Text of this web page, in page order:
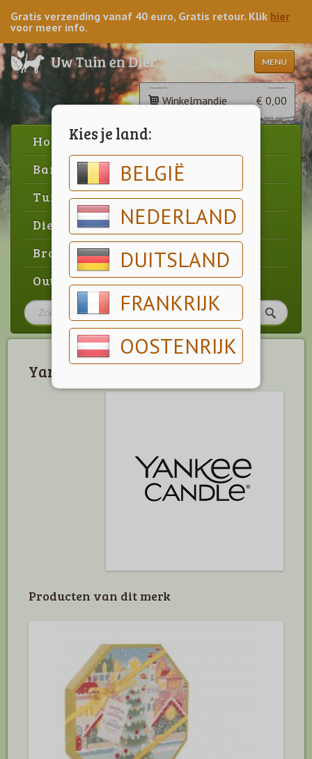
Kies je land:
BELGIË
NEDERLAND
DUITSLAND
FRANKRIJK
OOSTENRIJK
Gratis verzending vanaf 40 euro, Gratis retour. Klik hier
voor meer info.
MENU
Winkelmandje € 0,00
Home
Barbecue
Tuin
Dier
Brood & gebak
Outlet
Yankee Candle
Producten van dit merk